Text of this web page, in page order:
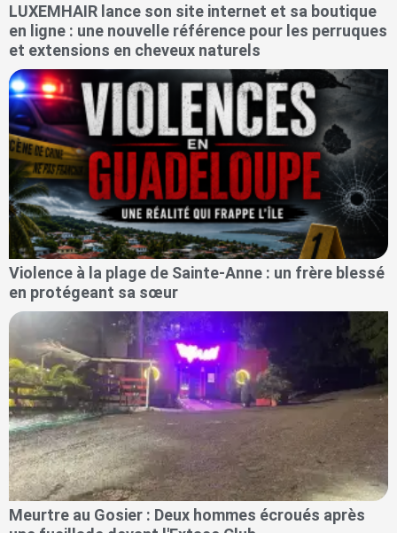
LUXEMHAIR lance son site internet et sa boutique
en ligne : une nouvelle référence pour les perruques
et extensions en cheveux naturels
Violence à la plage de Sainte-Anne : un frère blessé
en protégeant sa sœur
Meurtre au Gosier : Deux hommes écroués après